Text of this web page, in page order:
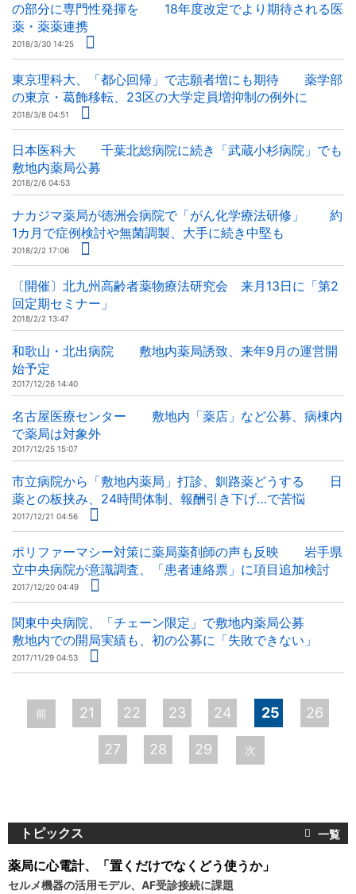
の部分に専門性発揮を 18年度改定でより期待される医
薬・薬薬連携
2018/3/30 14:25
東京理科大、「都心回帰」で志願者増にも期待 薬学部
の東京・葛飾移転、23区の大学定員増抑制の例外に
2018/3/8 04:51
日本医科大 千葉北総病院に続き「武蔵小杉病院」でも
敷地内薬局公募
2018/2/6 04:53
ナカジマ薬局が徳洲会病院で「がん化学療法研修」 約
1カ月で症例検討や無菌調製、大手に続き中堅も
2018/2/2 17:06
〔開催〕北九州高齢者薬物療法研究会 来月13日に「第2
回定期セミナー」
2018/2/2 13:47
和歌山・北出病院 敷地内薬局誘致、来年9月の運営開
始予定
2017/12/26 14:40
名古屋医療センター 敷地内「薬店」など公募、病棟内
で薬局は対象外
2017/12/25 15:07
市立病院から「敷地内薬局」打診、釧路薬どうする 日
薬との板挟み、24時間体制、報酬引き下げ…で苦悩
2017/12/21 04:56
ポリファーマシー対策に薬局薬剤師の声も反映 岩手県
立中央病院が意識調査、「患者連絡票」に項目追加検討
2017/12/20 04:49
関東中央病院、「チェーン限定」で敷地内薬局公募
敷地内での開局実績も、初の公募に「失敗できない」
2017/11/29 04:53
ペ
ー
前 21 22 23 24 25 26
27 28 29 次
トピックス
薬局に心電計、「置くだけでなくどう使うか」
セルメ機器の活用モデル、AF受診接続に課題